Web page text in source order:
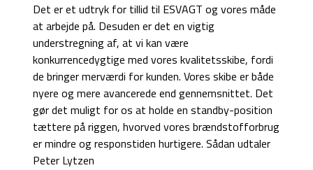
Det er et udtryk for tillid til ESVAGT og vores måde
at arbejde på. Desuden er det en vigtig
understregning af, at vi kan være
konkurrencedygtige med vores kvalitetsskibe, fordi
de bringer merværdi for kunden. Vores skibe er både
nyere og mere avancerede end gennemsnittet. Det
gør det muligt for os at holde en standby-position
tættere på riggen, hvorved vores brændstofforbrug
er mindre og responstiden hurtigere. Sådan udtaler
Peter Lytzen